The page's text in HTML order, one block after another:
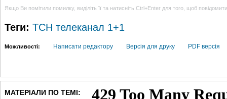
Якщо Ви помітили помилку, виділіть її та натисніть Ctrl+Enter для того, щоб
Теги: ТСН телеканал 1+1
Можливості: Написати редактору Версія для друку PDF версія
МАТЕРІАЛИ ПО ТЕМІ: